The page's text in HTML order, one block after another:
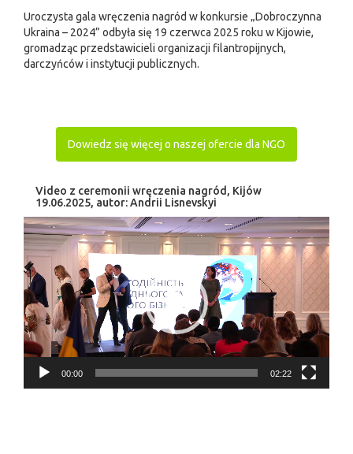
Uroczysta gala wręczenia nagród w konkursie „Dobroczynna
Ukraina – 2024” odbyła się 19 czerwca 2025 roku w Kijowie,
gromadząc przedstawicieli organizacji filantropijnych,
darczyńców i instytucji publicznych.
Dowiedz się więcej o naszej ofercie dla NGO
Video z ceremonii wręczenia nagród, Kijów
19.06.2025, autor: Andrii Lisnevskyi
Odtwarzacz
video
00:00 02:22